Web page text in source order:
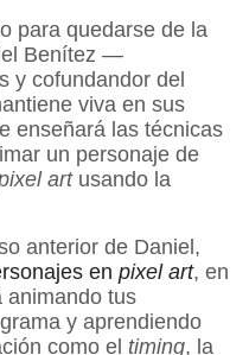
para quedarse de la
Benítez —
y cofundandor del
viva en sus
enseñará las técnicas
un personaje de
artusando la
anterior de Daniel,
en pixel art, en
animando tus
y aprendiendo
como el timing, la